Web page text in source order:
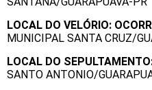
LOCAL DO VELÓRIO:
MUNICIPAL SANTA CRUZ/
LOCAL DO
SANTO ANTONIO/